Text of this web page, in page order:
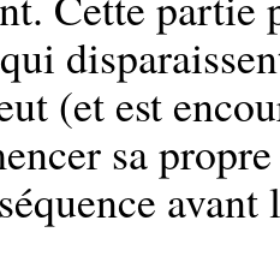
(et est
sa